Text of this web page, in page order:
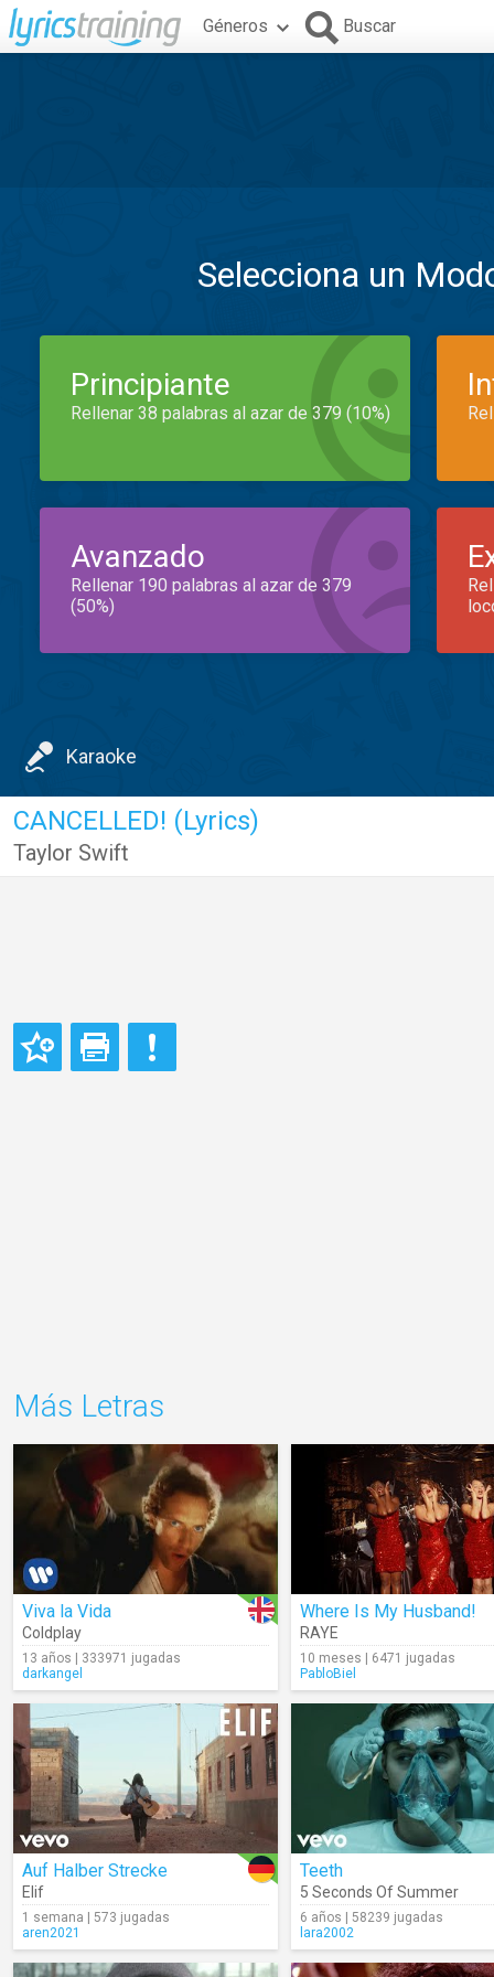
Géneros Buscar
Selecciona un
Principiante
Rellenar 38 palabras al azar de 379 (10%)
Avanzado
Rellenar 190 palabras al azar de 379
(50%)
Karaoke
CANCELLED! (Lyrics)
Taylor Swift
Más Letras
Viva la Vida
Coldplay
13 años | 333971 jugadas
darkangel
Where Is My Husband!
RAYE
10 meses | 6471 jugadas
PabloBiel
Auf Halber Strecke
Elif
1 semana | 573 jugadas
aren2021
Teeth
5 Seconds Of Summer
6 años | 58239 jugadas
lara2002